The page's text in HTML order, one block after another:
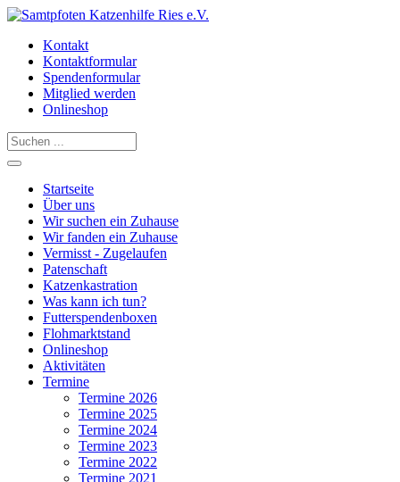
Kontakt
Kontaktformular
Spendenformular
Mitglied werden
Onlineshop
Startseite
Über uns
Wir suchen ein Zuhause
Wir fanden ein Zuhause
Vermisst - Zugelaufen
Patenschaft
Katzenkastration
Was kann ich tun?
Futterspendenboxen
Flohmarktstand
Onlineshop
Aktivitäten
Termine
Termine 2026
Termine 2025
Termine 2024
Termine 2023
Termine 2022
Termine 2021